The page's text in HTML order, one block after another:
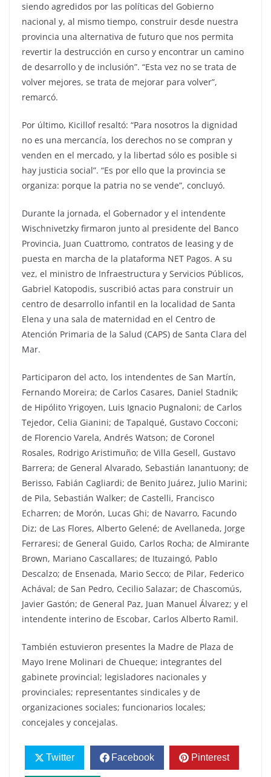
siendo agredidos por las políticas del Gobierno
nacional y, al mismo tiempo, construir desde nuestra
provincia una alternativa de futuro que nos permita
revertir la destrucción en curso y encontrar un camino
de desarrollo y de inclusión”. “Esta vez no se trata de
volver mejores, se trata de mejorar para volver”,
remarcó.
Por último, Kicillof resaltó: “Para nosotros la dignidad
no es una mercancía, los derechos no se compran y
venden en el mercado, y la libertad sólo es posible si
hay justicia social”. “Es por ello que la provincia se
organiza: porque la patria no se vende”, concluyó.
Durante la jornada, el Gobernador y el intendente
Wischnivetzky firmaron junto al presidente del Banco
Provincia, Juan Cuattromo, contratos de leasing y de
puesta en marcha de la plataforma NET Pagos. A su
vez, el ministro de Infraestructura y Servicios Públicos,
Gabriel Katopodis, suscribió actas para construir un
centro de desarrollo infantil en la localidad de Santa
Elena y una sala de maternidad en el Centro de
Atención Primaria de la Salud (CAPS) de Santa Clara del
Mar.
Participaron del acto, los intendentes de San Martín,
Fernando Moreira; de Carlos Casares, Daniel Stadnik;
de Hipólito Yrigoyen, Luis Ignacio Pugnaloni; de Carlos
Tejedor, Celia Gianini; de Tapalqué, Gustavo Cocconi;
de Florencio Varela, Andrés Watson; de Coronel
Rosales, Rodrigo Aristimuño; de Villa Gesell, Gustavo
Barrera; de General Alvarado, Sebastián Ianantuony; de
Berisso, Fabián Cagliardi; de Benito Juárez, Julio Marini;
de Pila, Sebastián Walker; de Castelli, Francisco
Echarren; de Morón, Lucas Ghi; de Navarro, Facundo
Diz; de Las Flores, Alberto Gelené; de Avellaneda, Jorge
Ferraresi; de General Guido, Carlos Rocha; de Almirante
Brown, Mariano Cascallares; de Ituzaingó, Pablo
Descalzo; de Ensenada, Mario Secco; de Pilar, Federico
Achával; de San Pedro, Cecilio Salazar; de Chascomús,
Javier Gastón; de General Paz, Juan Manuel Álvarez; y el
intendente interino de Escobar, Carlos Alberto Ramil.
También estuvieron presentes la Madre de Plaza de
Mayo Irene Molinari de Chueque; integrantes del
gabinete provincial; legisladores nacionales y
provinciales; representantes sindicales y de
organizaciones sociales; funcionarios locales;
concejales y concejalas.
Twitter Facebook Pinterest